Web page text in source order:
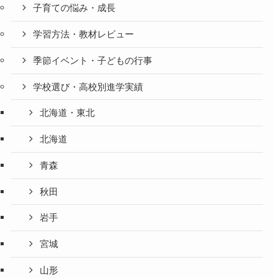
子育ての悩み・成長
学習方法・教材レビュー
季節イベント・子どもの行事
学校選び・高校別進学実績
北海道・東北
北海道
青森
秋田
岩手
宮城
山形